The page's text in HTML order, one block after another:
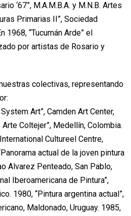
‘67”, M.A.M.B.A. y M.N.B. Artes
Primarias II”, Sociedad
1968, “Tucumán Arde” el
por artistas de Rosario y
colectivas, representando
Art”, Camden Art Center,
Coltejer”, Medellín, Colombia.
Cultureel Centre,
actual de la joven pintura
Alvarez Penteado, San Pablo,
Iberoamericana de Pintura”,
1980, “Pintura argentina actual”,
Maldonado, Uruguay. 1985,